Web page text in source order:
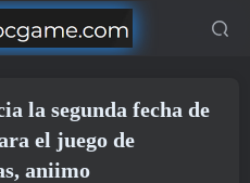
la segunda fecha de
el juego de
aniimo